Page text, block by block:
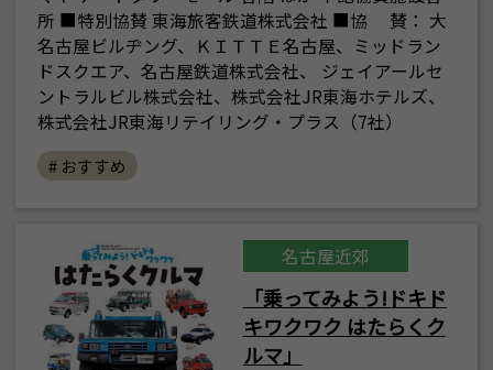
所 ■特別協賛 東海旅客鉄道株式会社 ■協 賛： 大
名古屋ビルヂング、ＫＩＴＴＥ名古屋、ミッドラン
ドスクエア、名古屋鉄道株式会社、 ジェイアールセ
ントラルビル株式会社、株式会社JR東海ホテルズ、
株式会社JR東海リテイリング・プラス（7社）
# おすすめ
名古屋近郊
「乗ってみよう!ドキド
キワクワク はたらくク
ルマ」